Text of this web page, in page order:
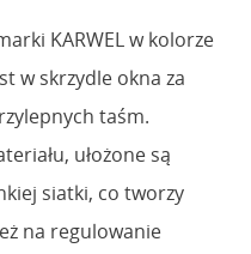
KARWEL w kolorze
w skrzydle okna za
taśm.
ułożone są
siatki, co tworzy
na regulowanie